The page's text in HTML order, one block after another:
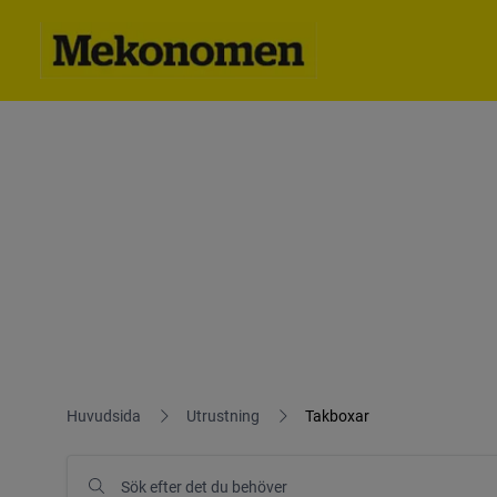
Huvudsida Utrustning Takboxar
Sök efter det du behöver